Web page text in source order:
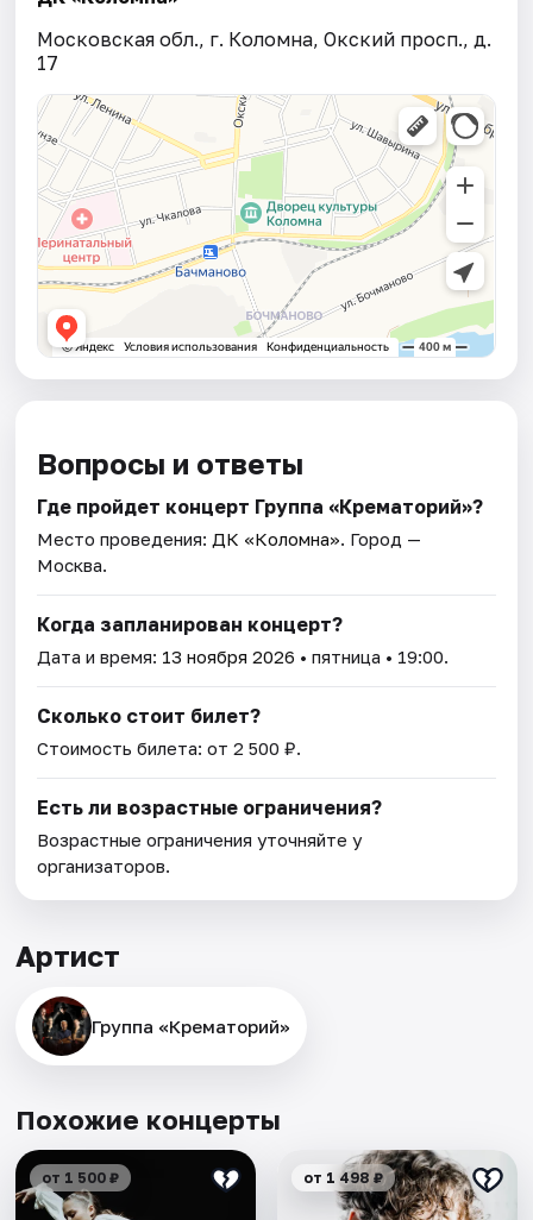
Московская обл., г. Коломна, Окский просп., д.
17
Вопросы и ответы
Где пройдет концерт Группа «Крематорий»?
Место проведения: ДК «Коломна». Город —
Москва.
Когда запланирован концерт?
Дата и время: 13 ноября 2026 • пятница • 19:00.
Сколько стоит билет?
Стоимость билета: от 2 500 ₽.
Есть ли возрастные ограничения?
Возрастные ограничения уточняйте у
организаторов.
Артист
Группа «Крематорий»
Похожие концерты
от 1 500 ₽ от 1 498 ₽